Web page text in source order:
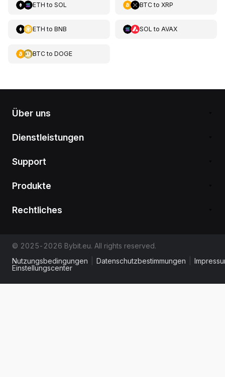
ETH to SOL BTCto XRP
ETH to BNB SOL to AVAX
BTCto DOGE
Über uns
Dienstleistungen
Support
Produkte
Rechtliches
© 2025-2026 Bybit.eu. All rights reserved.
Nutzungsbedingungen
Datenschutzbestimmungen
Einstellungscenter